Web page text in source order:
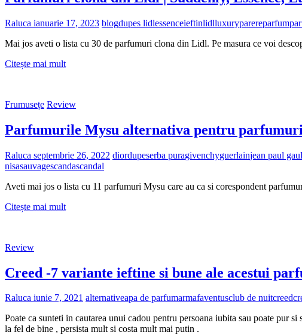
Raluca ianuarie 17, 2023 blogdupes lidlessenceieftinlidlluxuryparereparfum
Mai jos aveti o lista cu 30 de parfumuri clona din Lidl. Pe masura ce voi
Citește mai multParfumuri
|
Essence,
Luxury
Frumusețe Review
Parfumurile Mysu alternativa pentru
Raluca septembrie 26, 2022 diordupeserba puragivenchyguerlainjean paul
nisasauvagescandascandal
Aveti mai jos o lista cu 11 parfumuri Mysu care au ca si corespondent
Citește mai multParfumurile
Review
Creed -7 variante ieftine si bune ale acestui
Raluca iunie 7, 2021 alternativeapa de parfumarmafaventusclub de nuitcreed
Poate ca sunteti in cautarea unui cadou pentru persoana iubita sau poate pur
la fel de bine , persista mult si costa mult mai putin .